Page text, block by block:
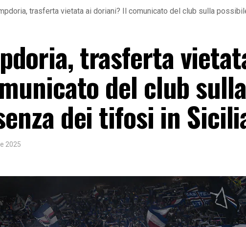
trasferta vietata ai doriani? Il comunicato del club sulla
trasferta
del club sulla
dei tifosi in
2025